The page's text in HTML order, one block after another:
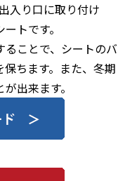
入り口に取り付け
トです。
ことで、シートのバ
ちます。また、冬期
出来ます。